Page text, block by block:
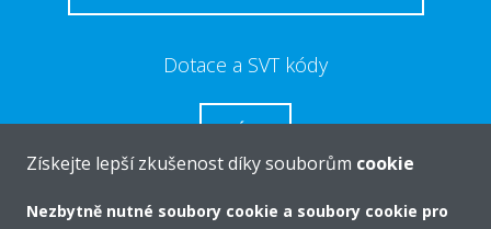
Dotace a SVT kódy
VÍCE
Získejte lepší zkušenost díky souborům cookie
Nezbytně nutné soubory cookie a soubory cookie pro